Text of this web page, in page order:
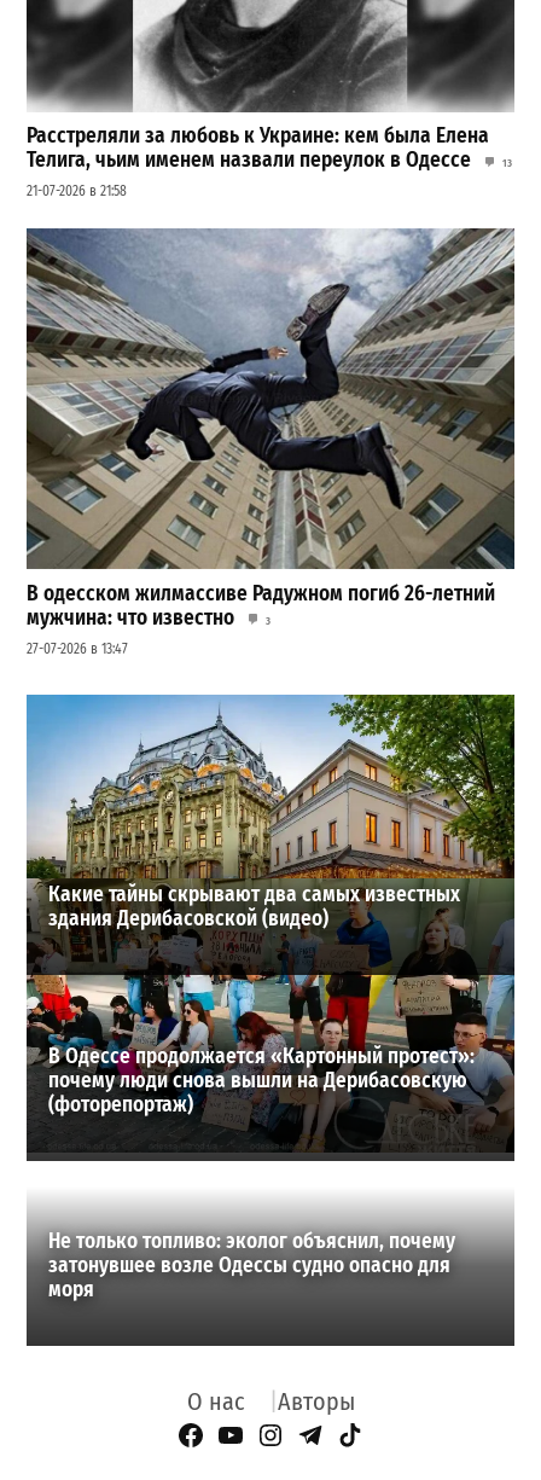
Расстреляли за любовь к Украине: кем была Елена
Телига, чьим именем назвали переулок в Одессе
13
21-07-2026 в 21:58
В одесском жилмассиве Радужном погиб 26-летний
мужчина: что известно
3
27-07-2026 в 13:47
Шезлонги, бунгало и VIP-зоны: сколько придется
заплатить за отдых в Аркадии
3
21-07-2026 в 19:23
ВИБОР РЕДАКЦИИ
Какие тайны скрывают два самых известных
здания Дерибасовской (видео)
В Одессе продолжается «Картонный протест»:
почему люди снова вышли на Дерибасовскую
(фоторепортаж)
Не только топливо: эколог объяснил, почему
затонувшее возле Одессы судно опасно для
моря
О нас Авторы
Facebook Page
YouTube
Instagram
Telegram
TikTok